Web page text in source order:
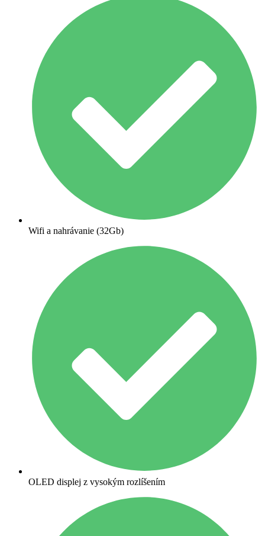
Wifi a nahrávanie (32Gb)
OLED displej z vysokým rozlíšením